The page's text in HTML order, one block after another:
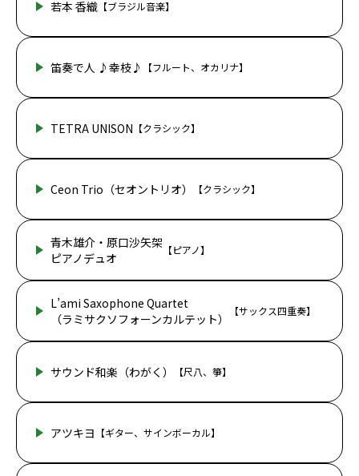
若本 香織 【ブラジル音楽】
笛奏で人 ♪幸枝♪ 【フルート、オカリナ】
TETRA UNISON 【クラシック】
Ceon Trio（セオントリオ） 【クラシック】
青木雄介・原口沙矢架
ピアノデュオ
【ピアノ】
L’ami Saxophone Quartet
（ラミサクソフォーンカルテット）
【サックス四重奏】
サウンド和楽（わがく） 【尺八、箏】
アツキヨ 【ギター、サインボーカル】